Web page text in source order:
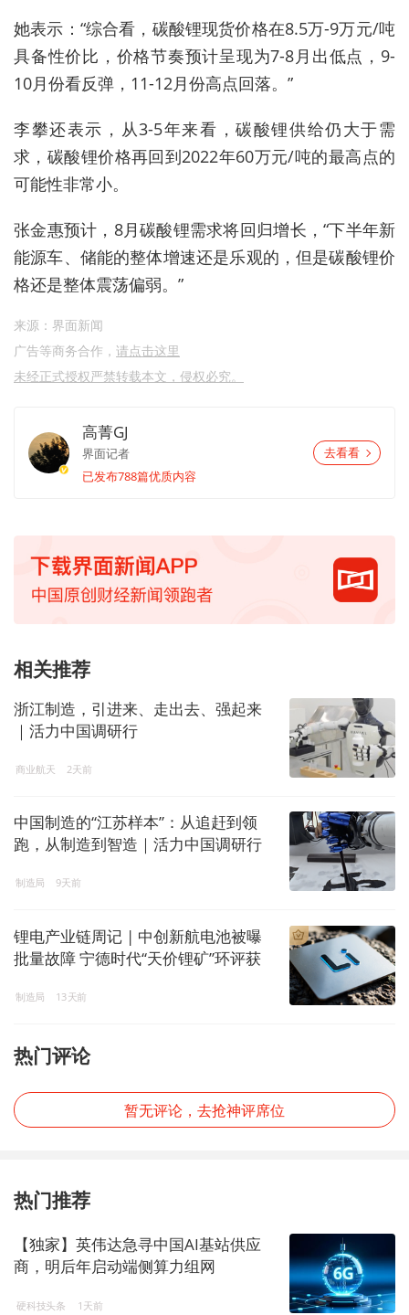
她表示：“综合看， 碳酸锂现货价格在8.5万-9万元/吨
具备性价比，价格节奏预计呈现为7-8月出低点，9-
10月份看反弹，11-12月份高点回落。”
李攀还表示， 从3-5年来看，碳酸锂供给仍大于需
求，碳酸锂价格再回到2022年60万元/吨的最高点的
可能性非常小。
张金惠预计 ， 8月碳酸锂需求将回归增长，“下半年新
能源车、 储能的整体增速还是乐观的，但是碳酸锂价
格还是整体震荡偏弱。 ”
来源：界面新闻
广告等商务合作， 请点击这里
未经正式授权严禁转载本文，侵权必究。
高菁GJ
界面记者
已发布788篇优质内容
去看看
相关推荐
浙江制造，引进来、走出去、强起来
｜活力中国调研行
商业航天 2天前
中国制造的“江苏样本”：从追赶到领
跑，从制造到智造｜活力中国调研行
制造局 9天前
锂电产业链周记 | 中创新航电池被曝
批量故障 宁德时代“天价锂矿”环评获
制造局 13天前
热门评论
暂无评论，去抢神评席位
热门推荐
【独家】英伟达急寻中国AI基站供应
商，明后年启动端侧算力组网
硬科技头条 1天前